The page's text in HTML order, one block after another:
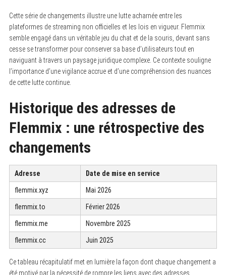
Cette série de changements illustre une lutte acharnée entre les
plateformes de streaming non officielles et les lois en vigueur. Flemmix
semble engagé dans un véritable jeu du chat et de la souris, devant sans
cesse se transformer pour conserver sa base d’utilisateurs tout en
naviguant à travers un paysage juridique complexe. Ce contexte souligne
l’importance d’une vigilance accrue et d’une compréhension des nuances
de cette lutte continue.
Historique des adresses de
Flemmix : une rétrospective des
changements
Adresse Date de mise en service
flemmix.xyz Mai 2026
flemmix.to Février 2026
flemmix.me Novembre 2025
flemmix.cc Juin 2025
Ce tableau récapitulatif met en lumière la façon dont chaque changement a
été motivé par la nécessité de rompre les liens avec des adresses